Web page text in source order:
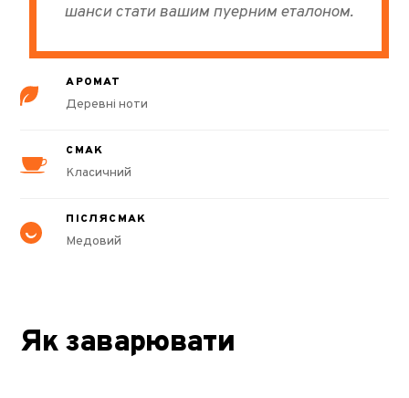
шанси стати вашим пуерним еталоном.
АРОМАТ
Деревні ноти
СМАК
Класичний
ПІСЛЯСМАК
Медовий
Як заварювати